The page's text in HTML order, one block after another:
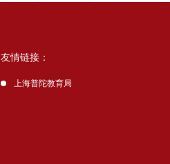
友情链接：
上海普陀教育局